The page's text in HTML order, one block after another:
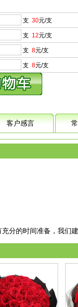
支 30元/支
支 12元/支
支 8元/支
支 8元/支
客户感言
分的时间准备，我们建